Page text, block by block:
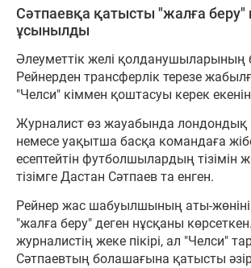
Сәтпаевқа қатысты "жалға беру"
ұсынылды
Әлеуметтік желі қолданушыларының
Рейнерден трансферлік терезе
"Челси" кіммен қоштасуы керек
Журналист өз жауабында лондондық
немесе уақытша басқа командаға
есептейтін футболшылардың тізімін
тізімге Дастан Сәтпаев та енген.
Рейнер жас шабуылшының аты-
"жалға беру" деген нұсқаны
журналистің жеке пікірі, ал "Челси"
Сәтпаевтың болашағына қатысты